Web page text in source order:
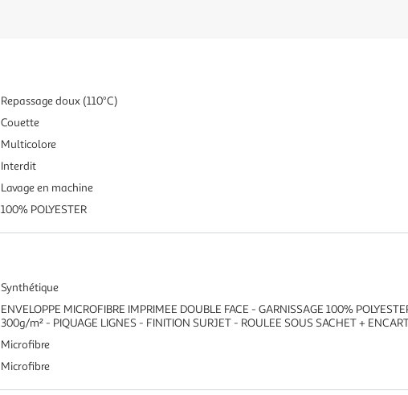
Repassage doux (110°C)
Couette
Multicolore
Interdit
Lavage en machine
100% POLYESTER
Synthétique
ENVELOPPE MICROFIBRE IMPRIMEE DOUBLE FACE - GARNISSAGE 100%
300g/m² - PIQUAGE LIGNES - FINITION SURJET - ROULEE SOUS SACHET +
Microfibre
Microfibre